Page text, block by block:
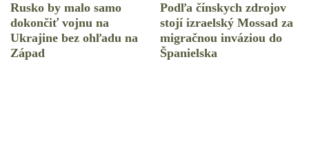
Rusko by malo samo
dokončiť vojnu na
Ukrajine bez ohľadu na
Západ
Podľa čínskych zdrojov
stojí izraelský Mossad za
migračnou inváziou do
Španielska